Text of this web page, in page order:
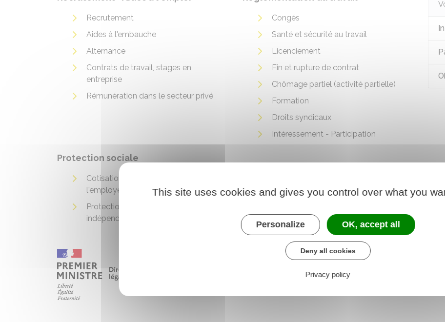
Recrutement
Aides à l'embauche
Alternance
Contrats de travail, stages en
entreprise
Rémunération dans le secteur privé
Congés
Santé et sécurité au travail
Licenciement
Fin et rupture de contrat
Chômage partiel (activité partielle)
Formation
Droits syndicaux
Intéressement - Participation
Protection sociale
Cotisations et contributions sociales de
l'employeur
Protection sociale d'un travailleur
indépendant
This site uses cookies and gives you control over what you
Personalize OK, accept all
Deny all cookies
Privacy policy